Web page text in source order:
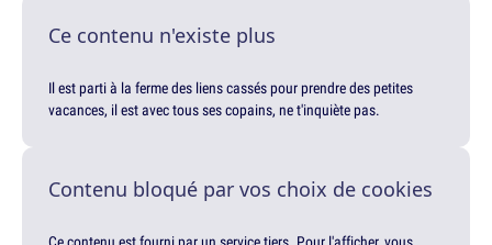
Ce contenu n'existe plus
Il est parti à la ferme des liens cassés pour prendre des petites
vacances, il est avec tous ses copains, ne t'inquiète pas.
Contenu bloqué par vos choix de cookies